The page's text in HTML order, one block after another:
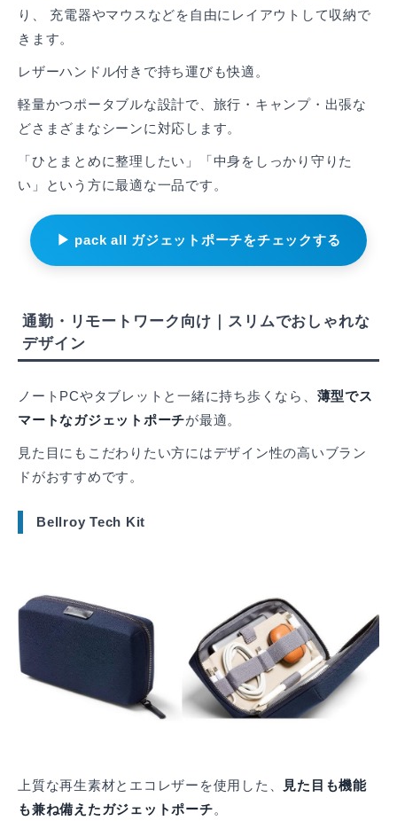
り、 充電器やマウスなどを自由にレイアウトして収納で
きます。
レザーハンドル付きで持ち運びも快適。
軽量かつポータブルな設計で、旅行・キャンプ・出張な
どさまざまなシーンに対応します。
「ひとまとめに整理したい」「中身をしっかり守りた
い」という方に最適な一品です。
▶ pack all ガジェットポーチをチェックする
通勤・リモートワーク向け｜スリムでおしゃれな
デザイン
ノートPCやタブレットと一緒に持ち歩くなら、 薄型でス
マートなガジェットポーチが最適。
見た目にもこだわりたい方にはデザイン性の高いブラン
ドがおすすめです。
Bellroy Tech Kit
上質な再生素材とエコレザーを使用した、
見た目も機能
も兼ね備えたガジェットポーチ。